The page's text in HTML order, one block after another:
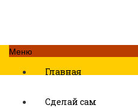
Меню
Главная
Сделай сам